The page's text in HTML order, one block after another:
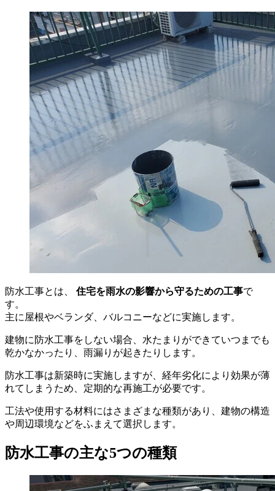
防水工事とは、 住宅を雨水の影響から守るための工事で
す。
主に屋根やベランダ、バルコニーなどに実施します。
建物に防水工事をしない場合、水たまりができていつまでも
乾かなかったり、雨漏りが起きたりします。
防水工事は新築時に実施しますが、経年劣化により効果が薄
れてしまうため、定期的な再施工が必要です。
工法や使用する材料にはさまざまな種類があり、建物の構造
や周辺環境などをふまえて選択します。
防水工事の主な5つの種類